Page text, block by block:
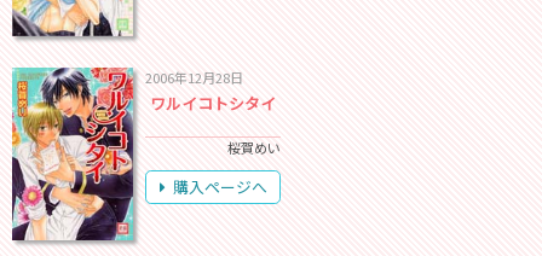
2006年12月28日
ワルイコトシタイ
桜賀めい
購入ページへ